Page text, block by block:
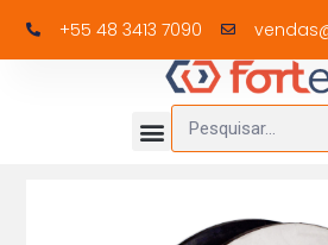
+55 48 3413 7090